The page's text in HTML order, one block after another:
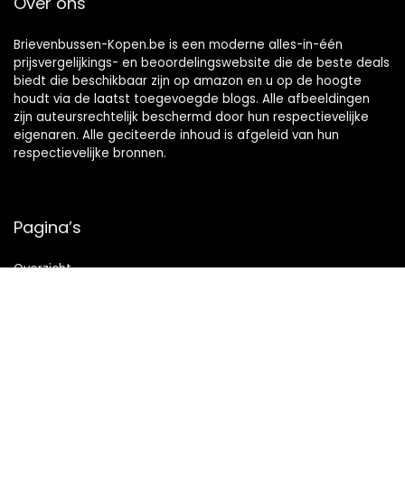
Brievenbussen-Kopen.be is een moderne alles-in-één
prijsvergelijkings- en beoordelingswebsite die de beste deals
biedt die beschikbaar zijn op amazon en u op de hoogte
houdt via de laatst toegevoegde blogs. Alle afbeeldingen
zijn auteursrechtelijk beschermd door hun respectievelijke
eigenaren. Alle geciteerde inhoud is afgeleid van hun
respectievelijke bronnen.
Pagina’s
Overzicht